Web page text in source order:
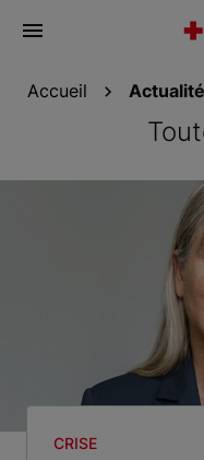
Ouvrir
Accueil
CRISE